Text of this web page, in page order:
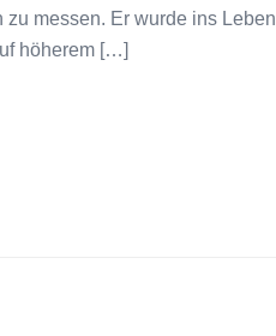
messen. Er wurde ins Leben
höherem […]